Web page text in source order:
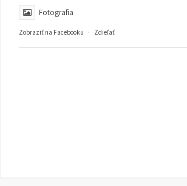
Fotografia
Zobraziť na Facebooku · Zdieľať